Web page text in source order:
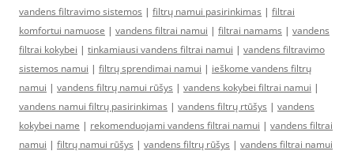
vandens filtravimo sistemos | filtrų namui pasirinkimas | filtrai
komfortui namuose | vandens filtrai namui | filtrai namams | vandens
filtrai kokybei | tinkamiausi vandens filtrai namui | vandens filtravimo
sistemos namui | filtrų sprendimai namui | ieškome vandens filtrų
namui | vandens filtrų namui rūšys | vandens kokybei filtrai namui |
vandens namui filtrų pasirinkimas | vandens filtrų rtūšys | vandens
kokybei name | rekomenduojami vandens filtrai namui | vandens filtrai
namui | filtrų namui rūšys | vandens filtrų rūšys | vandens filtrai namui